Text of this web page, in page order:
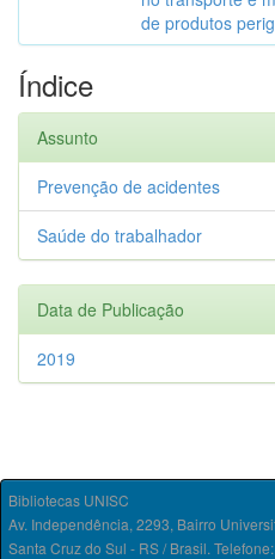
de produtos
Índice
Assunto
Prevenção de acidentes
Saúde do trabalhador
Data de Publicação
2019
Bibliotecas UNISC
Av. Independência, 2293, Bairro
Santa Cruz do Sul - RS / Brasil.